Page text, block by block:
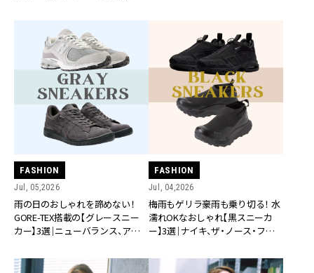
FASHION
Jul, 05,2026
雨の日のおしゃれを諦めない！
GORE-TEX搭載の【グレースニー
カー】3選｜ニューバランス、アシ
FASHION
Jul, 04,2026
梅雨もゲリラ豪雨も乗り切る！ 水
濡れOKなおしゃれ【黒スニーカ
ー】3選｜ナイキ、ザ・ノース・フェ